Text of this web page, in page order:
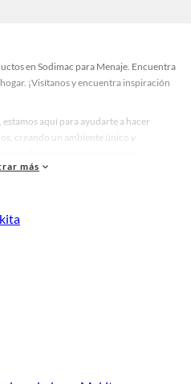
en Sodimac para Menaje. Encuentra
¡Visítanos y encuentra inspiración
aquí para ayudarte a hacer
creando un ambiente único y
crear un espacio más tú.
de decoración, estamos aquí para hacer
todo lo que tenemos para ofrecerte en
Menaje en Sodimac
calidad para tus proyectos y
todo lo que tenemos para
de Menaje en Sodimac. Encuentra
renovación y decoración. ¡Visítanos y
más